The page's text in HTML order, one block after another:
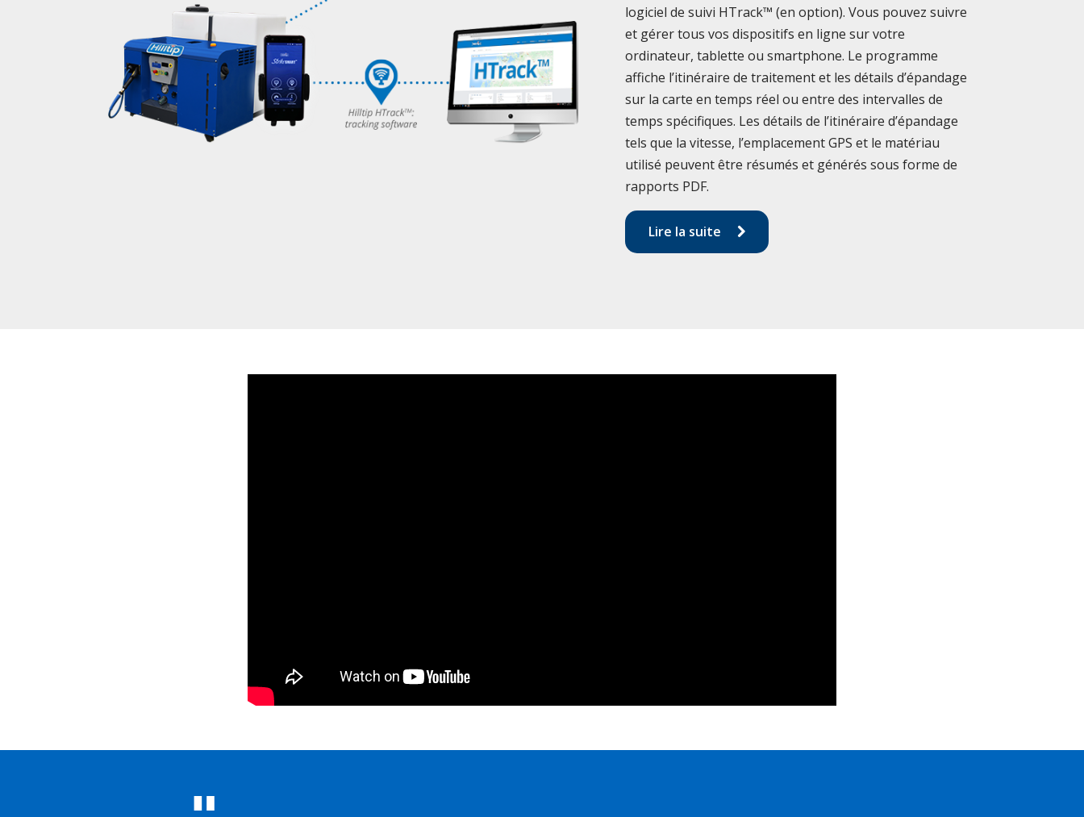
logiciel de suivi HTrack™ (en option). Vous pouvez suivre
et gérer tous vos dispositifs en ligne sur votre
ordinateur, tablette ou smartphone. Le programme
affiche l’itinéraire de traitement et les détails d’épandage
sur la carte en temps réel ou entre des intervalles de
temps spécifiques. Les détails de l’itinéraire d’épandage
tels que la vitesse, l’emplacement GPS et le matériau
utilisé peuvent être résumés et générés sous forme de
rapports PDF.
Lire la suite